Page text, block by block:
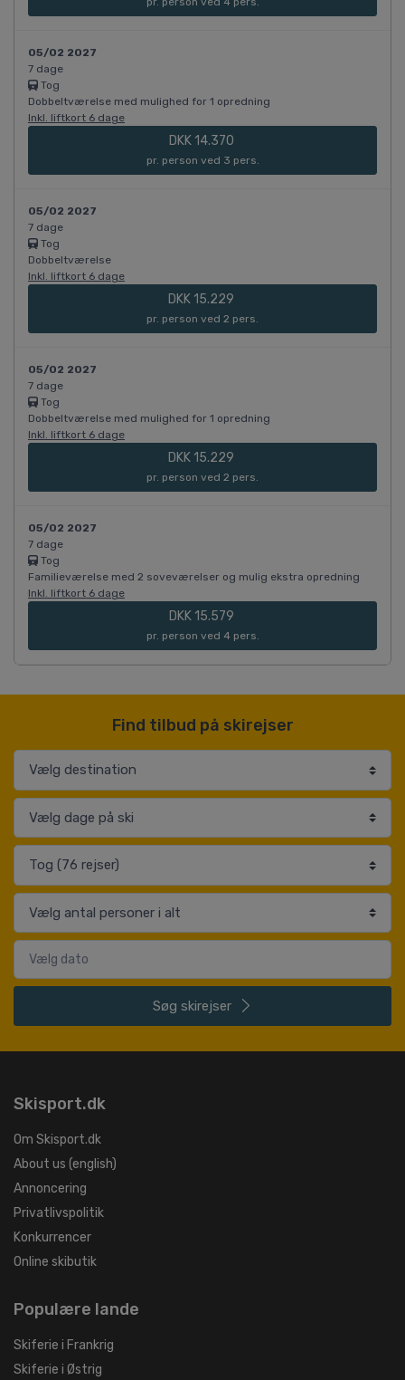
05/02 2027
7 dage
Tog
Dobbeltværelse med mulighed for 1 opredning
Inkl. liftkort 6 dage
DKK 14.370
pr. person ved 3 pers.
05/02 2027
7 dage
Tog
Dobbeltværelse
Inkl. liftkort 6 dage
DKK 15.229
pr. person ved 2 pers.
05/02 2027
7 dage
Tog
Dobbeltværelse med mulighed for 1 opredning
Inkl. liftkort 6 dage
DKK 15.229
pr. person ved 2 pers.
05/02 2027
7 dage
Tog
Familieværelse med 2 soveværelser og mulig ekstra opredning
Inkl. liftkort 6 dage
DKK 15.579
pr. person ved 4 pers.
Find tilbud på skirejser
Søg skirejser
Skisport.dk
Om Skisport.dk
About us (english)
Annoncering
Privatlivspolitik
Konkurrencer
Online skibutik
Populære lande
Skiferie i Frankrig
Skiferie i Østrig